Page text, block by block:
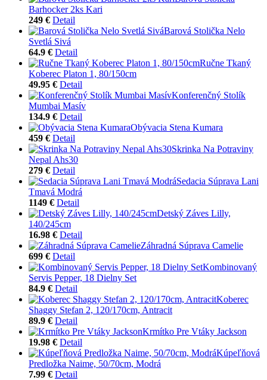
Barhocker 2ks Kari
249 € Detail
Barová Stolička Nelo
Svetlá Sivá
64.9 € Detail
Ručne Tkaný
Koberec Platon 1, 80/150cm
49.95 € Detail
Konferenčný Stolík
Mumbai Masív
134.9 € Detail
Obývacia Stena Kumara
459 € Detail
Skrinka Na Potraviny
Nepal Ahs30
279 € Detail
Sedacia Súprava Lani
Tmavá Modrá
1149 € Detail
Detský Záves Lilly,
140/245cm
16.98 € Detail
Záhradná Súprava Camelie
699 € Detail
Kombinovaný
Servis Pepper, 18 Dielny Set
84.9 € Detail
Koberec
Shaggy Stefan 2, 120/170cm, Antracit
89.9 € Detail
Krmítko Pre Vtáky Jackson
19.98 € Detail
Kúpeľňová
Predložka Naime, 50/70cm, Modrá
7.99 € Detail